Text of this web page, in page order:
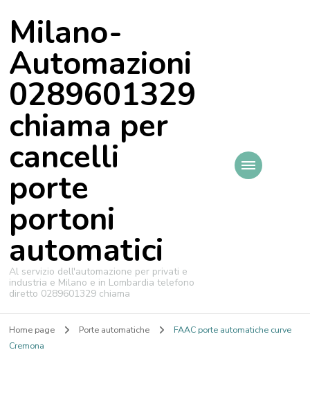
Milano-
Automazioni
0289601329
chiama per
cancelli
porte
portoni
automatici
Al servizio dell'automazione per privati e
industria e Milano e in Lombardia telefono
diretto 0289601329 chiama
Home page Porte automatiche
FAAC porte automatiche curve
Cremona